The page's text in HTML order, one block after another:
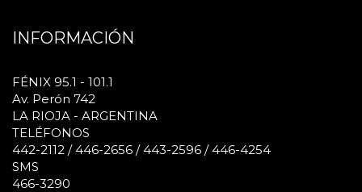
INFORMACIÓN
FÉNIX 95.1 - 101.1
Av. Perón 742
LA RIOJA - ARGENTINA
TELÉFONOS
442-2112 / 446-2656 / 443-2596 / 446-4254
SMS
466-3290